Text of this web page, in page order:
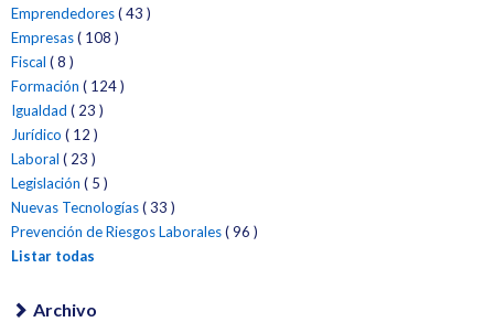
Emprendedores( 43 )
Empresas( 108 )
Fiscal ( 8 )
Formación ( 124 )
Igualdad ( 23 )
Jurídico ( 12 )
Laboral ( 23 )
Legislación ( 5 )
Nuevas Tecnologías( 33 )
Prevención de Riesgos Laborales( 96 )
Listar todas
Archivo